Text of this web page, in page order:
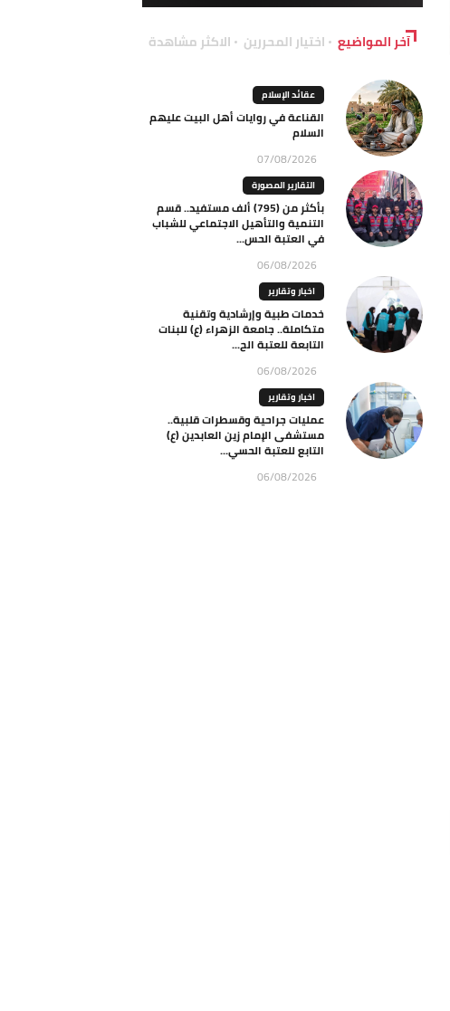
آخر المواضيع اختيار المحررين الاكثر مشاهدة
عقائد الإسلام
القناعة في روايات أهل البيت عليهم
السلام
07/08/2026
التقارير المصورة
بأكثر من (795) ألف مستفيد.. قسم
التنمية والتأهيل الاجتماعي للشباب
في العتبة الحس...
06/08/2026
اخبار وتقارير
خدمات طبية وإرشادية وتقنية
متكاملة.. جامعة الزهراء (ع) للبنات
التابعة للعتبة الح...
06/08/2026
اخبار وتقارير
عمليات جراحية وقسطرات قلبية..
مستشفى الإمام زين العابدين (ع)
التابع للعتبة الحسي...
06/08/2026